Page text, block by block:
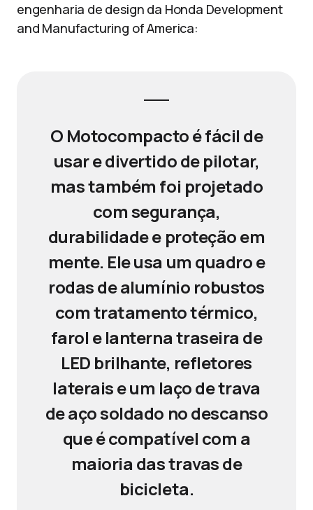
engenharia de design da Honda Development
and Manufacturing of America:
O Motocompacto é fácil de
usar e divertido de pilotar,
mas também foi projetado
com segurança,
durabilidade e proteção em
mente. Ele usa um quadro e
rodas de alumínio robustos
com tratamento térmico,
farol e lanterna traseira de
LED brilhante, refletores
laterais e um laço de trava
de aço soldado no descanso
que é compatível com a
maioria das travas de
bicicleta.